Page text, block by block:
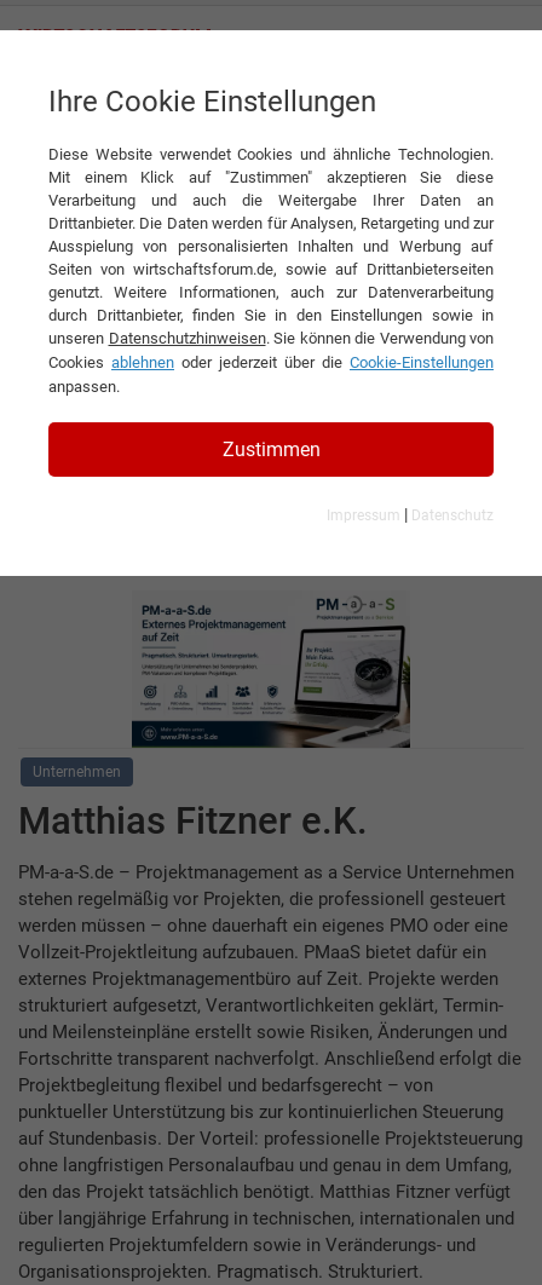
Tag
Tagwords
Liste aller Ergebnisse zu Ihrem Tag
2 4 5
Filtern nach Kategorie: Filtern nach Land:
Unternehmensführung
88 Ergebnisse gefunden
Unternehmen
Matthias Fitzner e.K.
PM-a-a-S.de – Projektmanagement as a Service Unternehmen
stehen regelmäßig vor Projekten, die professionell gesteuert
werden müssen – ohne dauerhaft ein eigenes PMO oder eine
Vollzeit-Projektleitung aufzubauen. PMaaS bietet dafür ein
externes Projektmanagementbüro auf Zeit. Projekte werden
strukturiert aufgesetzt, Verantwortlichkeiten geklärt, Termin-
und Meilensteinpläne erstellt sowie Risiken, Änderungen und
Fortschritte transparent nachverfolgt. Anschließend erfolgt die
Projektbegleitung flexibel und bedarfsgerecht – von
punktueller Unterstützung bis zur kontinuierlichen Steuerung
auf Stundenbasis. Der Vorteil: professionelle Projektsteuerung
ohne langfristigen Personalaufbau und genau in dem Umfang,
den das Projekt tatsächlich benötigt. Matthias Fitzner verfügt
über langjährige Erfahrung in technischen, internationalen und
regulierten Projektumfeldern sowie in Veränderungs- und
Organisationsprojekten. Pragmatisch. Strukturiert.
Ihre Cookie Einstellungen
Diese Website verwendet Cookies und ähnliche Technologien.
Mit einem Klick auf "Zustimmen" akzeptieren Sie diese
Verarbeitung und auch die Weitergabe Ihrer Daten an
Drittanbieter. Die Daten werden für Analysen, Retargeting und zur
Ausspielung von personalisierten Inhalten und Werbung auf
Seiten von wirtschaftsforum.de, sowie auf Drittanbieterseiten
genutzt. Weitere Informationen, auch zur Datenverarbeitung
durch Drittanbieter, finden Sie in den Einstellungen sowie in
unseren Datenschutzhinweisen. Sie können die Verwendung von
Cookies ablehnen oder jederzeit über die Cookie-Einstellungen
anpassen.
Zustimmen
Impressum | Datenschutz